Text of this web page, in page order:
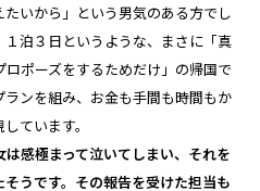
たいから」という男気のある方でし
泊３日というような、まさに「真
ポーズをするためだけ」の帰国で
ンを組み、お金も手間も時間もか
ています。
は感極まって泣いてしまい、それを
うです。その報告を受けた担当も